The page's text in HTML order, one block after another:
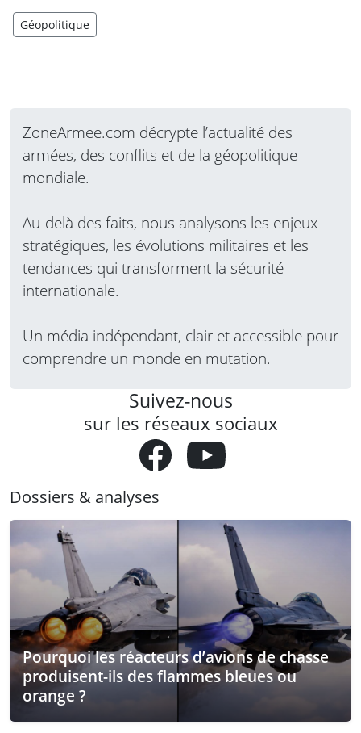
Géopolitique
ZoneArmee.com décrypte l’actualité des
armées, des conflits et de la géopolitique
mondiale.
Au-delà des faits, nous analysons les enjeux
stratégiques, les évolutions militaires et les
tendances qui transforment la sécurité
internationale.
Un média indépendant, clair et accessible pour
comprendre un monde en mutation.
Suivez-nous
sur les réseaux sociaux
Dossiers & analyses
Pourquoi les réacteurs d’avions de chasse
produisent-ils des flammes bleues ou
orange ?